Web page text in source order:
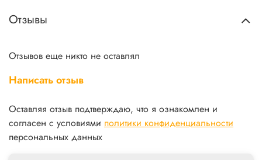
Отзывы
Отзывов еще никто не оставлял
Написать отзыв
Оставляя отзыв подтверждаю, что я ознакомлен и
согласен с условиями политики конфиденциальности
персональных данных